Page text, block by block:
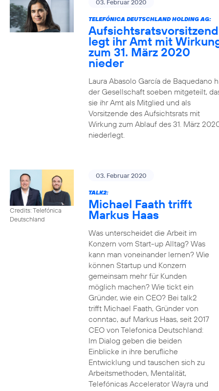
03. Februar 2020
TELEFÓNICA DEUTSCHLAND HOLDING AG:
legt ihr Amt mit
zum 31. März 2020
nieder
Laura Abasolo García de Baquedano
der Gesellschaft soeben mitgeteilt,
sie ihr Amt als Mitglied und als
Vorsitzende des Aufsichtsrats mit
Wirkung zum Ablauf des 31. März
niederlegt.
Credits: Telefónica
Deutschland
03. Februar 2020
TALK2:
Michael Faath trifft
Markus Haas
Was unterscheidet die Arbeit im
Konzern vom Start-up Alltag? Was
kann man voneinander lernen? Wie
können Startup und Konzern
gemeinsam mehr für Kunden
möglich machen? Wie tickt ein
Gründer, wie ein CEO? Bei talk2
trifft Michael Faath, Gründer von
conntac, auf Markus Haas, seit 2017
CEO von Telefonica Deutschland:
Im Dialog geben die beiden
Einblicke in ihre berufliche
Entwicklung und tauschen sich zu
Arbeitsmethoden, Mentalität,
Telefónicas Accelerator Wayra und